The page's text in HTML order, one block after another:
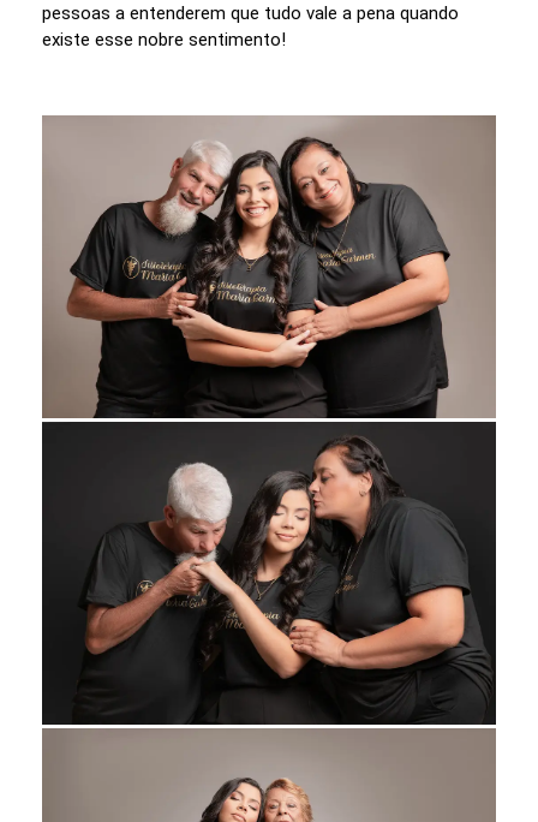
pessoas a entenderem que tudo vale a pena quando
existe esse nobre sentimento!